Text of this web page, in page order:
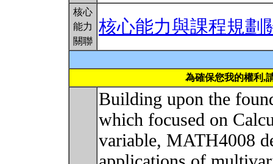
核心
能力
關聯
核心能力與課程規劃
為確保您我的權利,
Building upon the
which focused on
variable, MATH4008